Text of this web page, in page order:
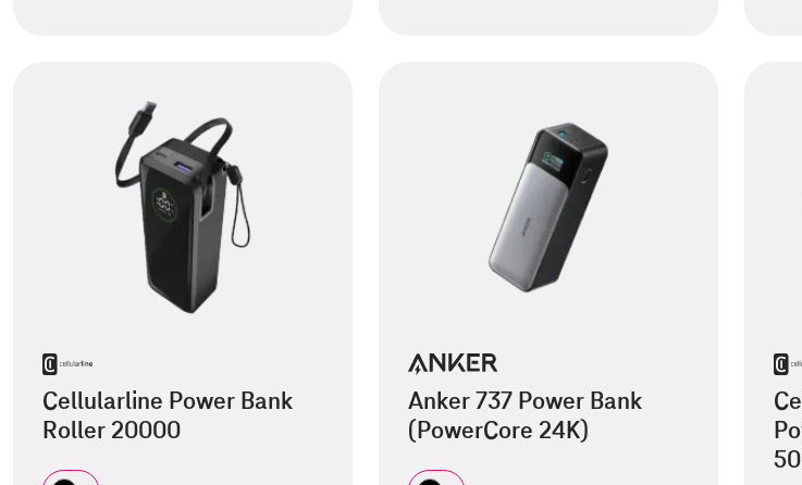
Cellularline Power Bank
Roller 20000
Anker 737 Power Bank
(PowerCore 24K)